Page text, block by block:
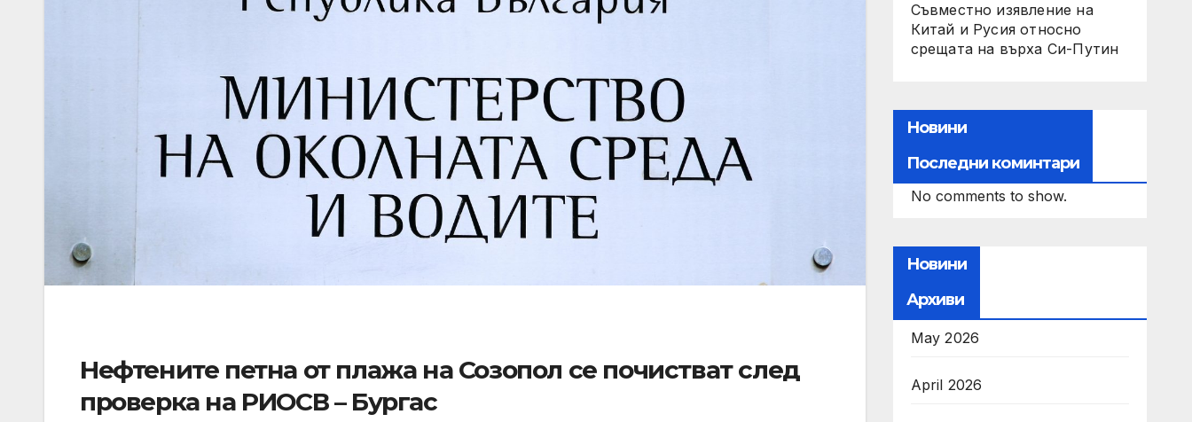
Нефтените петна от плажа на Созопол се почистват след
проверка на РИОСВ – Бургас
Съвместно изявление на
Китай и Русия относно
срещата на върха Си-Путин
Новини
Последни коминтари
No comments to show.
Новини
Архиви
May 2026
April 2026